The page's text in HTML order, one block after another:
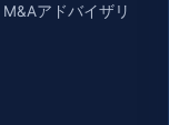
アドバイザリ